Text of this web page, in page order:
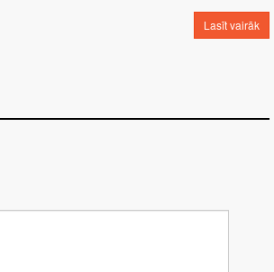
Lasīt vairāk